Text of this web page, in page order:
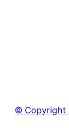
© Copyright